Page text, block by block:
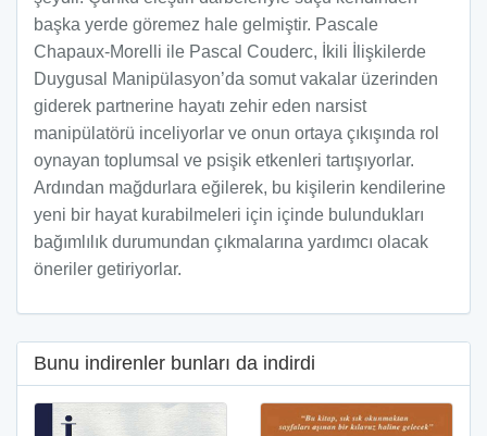
başka yerde göremez hale gelmiştir. Pascale
Chapaux-Morelli ile Pascal Couderc, İkili İlişkilerde
Duygusal Manipülasyon’da somut vakalar üzerinden
giderek partnerine hayatı zehir eden narsist
manipülatörü inceliyorlar ve onun ortaya çıkışında rol
oynayan toplumsal ve psişik etkenleri tartışıyorlar.
Ardından mağdurlara eğilerek, bu kişilerin kendilerine
yeni bir hayat kurabilmeleri için içinde bulundukları
bağımlılık durumundan çıkmalarına yardımcı olacak
öneriler getiriyorlar.
Bunu indirenler bunları da indirdi